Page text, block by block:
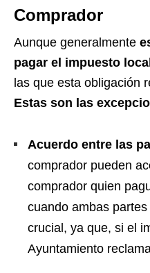
Comprador
Aunque generalmente
pagar el impuesto local
las que esta obligación
Estas son las
Acuerdo entre las
comprador pueden
comprador quien
cuando ambas
crucial, ya que, si el
Ayuntamiento